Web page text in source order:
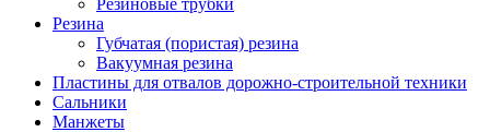
Резиновые трубки
Резина
Губчатая (пористая) резина
Вакуумная резина
Пластины для отвалов дорожно-строительной техники
Сальники
Манжеты